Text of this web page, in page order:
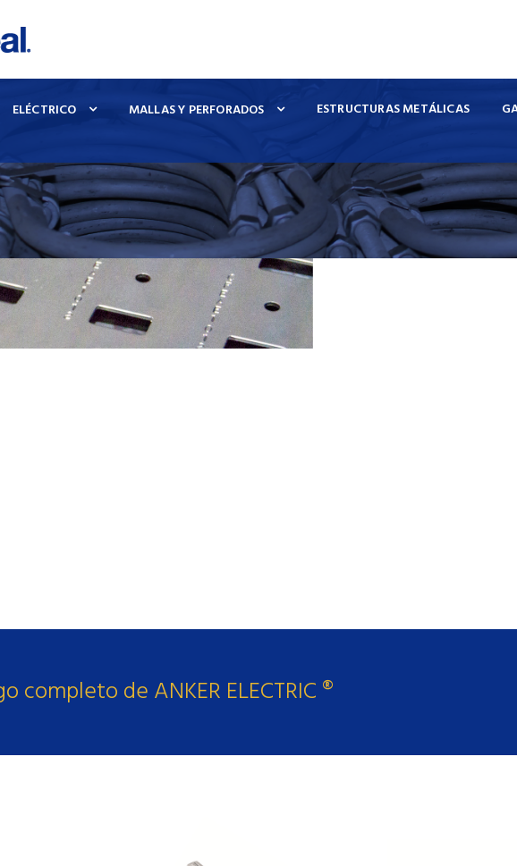
ELÉCTRICO MALLAS Y PERFORADOS ESTRUCTURAS METÁLICAS
HERRAJES ELÉCTRICOS
completo de ANKER ELECTRIC ®